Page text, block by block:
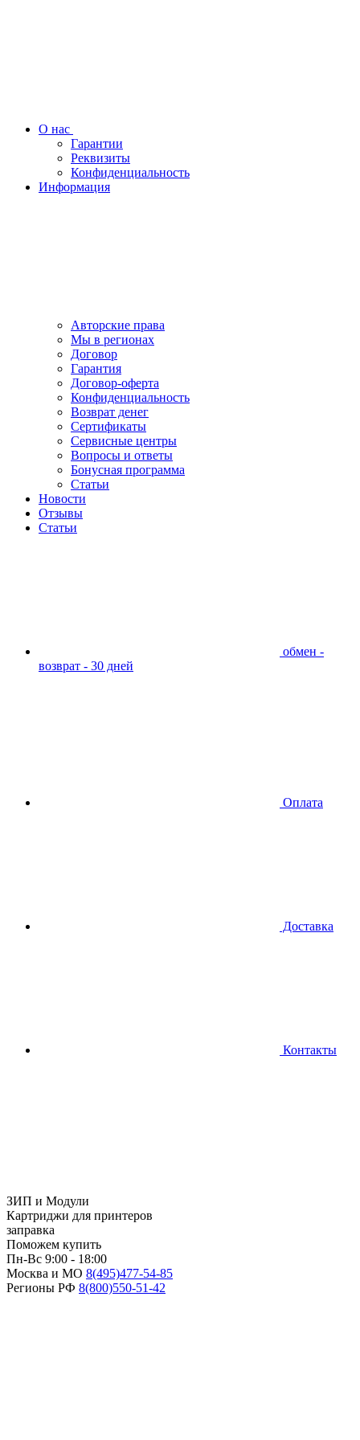
О нас
Гарантии
Реквизиты
Конфиденциальность
Информация
Авторские права
Мы в регионах
Договор
Гарантия
Договор-оферта
Конфиденциальность
Возврат денег
Сертификаты
Сервисные центры
Вопросы и ответы
Бонусная программа
Статьи
Новости
Отзывы
Статьи
обмен -
возврат - 30 дней
Оплата
Доставка
Контакты
ЗИП и Модули
Картриджи для принтеров
заправка
Поможем купить
Пн-Вс 9:00 - 18:00
Москва и МО 8(495)477-54-85
Регионы РФ 8(800)550-51-42